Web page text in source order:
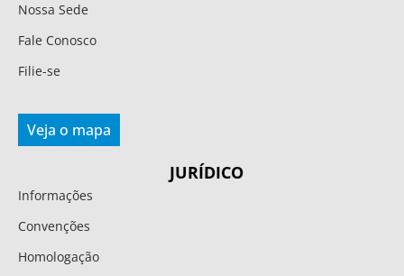
Nossa Sede
Fale Conosco
Filie-se
Veja o mapa
JURÍDICO
Informações
Convenções
Homologação